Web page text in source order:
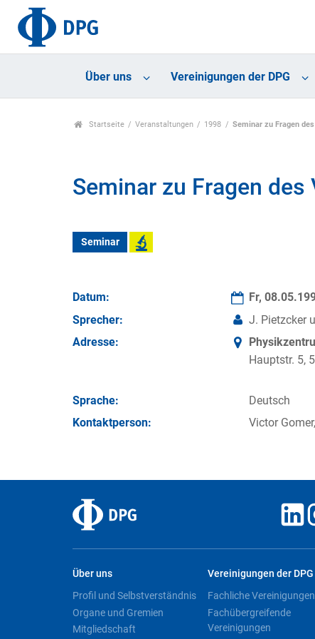
Über uns Vereinigungen der DPG
Startseite Veranstaltungen 1998 Seminar zu Fragen
Seminar zu Fragen
Seminar
Datum: Fr,
Sprecher:
J. Pietzcker
Adresse:
Hauptstr. 5,
Sprache:
Deutsch
Kontakt­person:
Victor Gomer,
Über uns
Profil und Selbstverständnis
Organe und Gremien
Mitgliedschaft
Vereinigungen der DPG
Fachliche Vereinigungen
Fachübergreifende
Vereinigungen